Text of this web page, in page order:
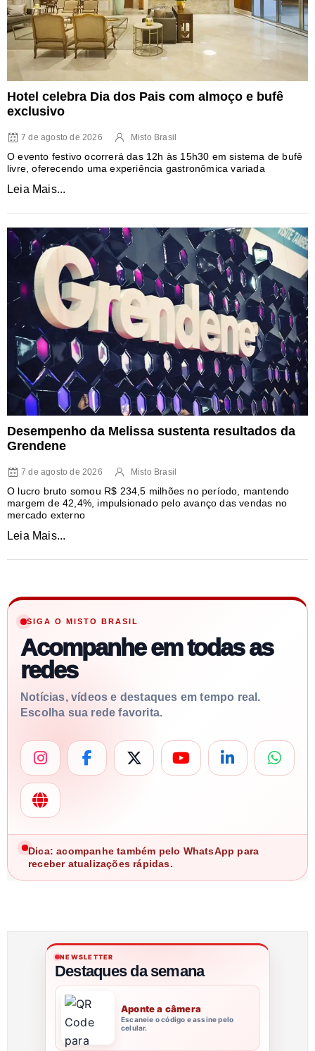
Hotel celebra Dia dos Pais com almoço e bufê
exclusivo
7 de agosto de 2026 Misto Brasil
O evento festivo ocorrerá das 12h às 15h30 em sistema de bufê
livre, oferecendo uma experiência gastronômica variada
Leia Mais...
Desempenho da Melissa sustenta resultados da
Grendene
7 de agosto de 2026 Misto Brasil
O lucro bruto somou R$ 234,5 milhões no período, mantendo
margem de 42,4%, impulsionado pelo avanço das vendas no
mercado externo
Leia Mais...
SIGA O MISTO BRASIL
Acompanhe em todas as
redes
Notícias, vídeos e destaques em tempo real.
Escolha sua rede favorita.
Dica: acompanhe também pelo WhatsApp para
receber atualizações rápidas.
NEWSLETTER
Destaques da semana
Aponte a câmera
Escaneie o código e assine pelo
celular.